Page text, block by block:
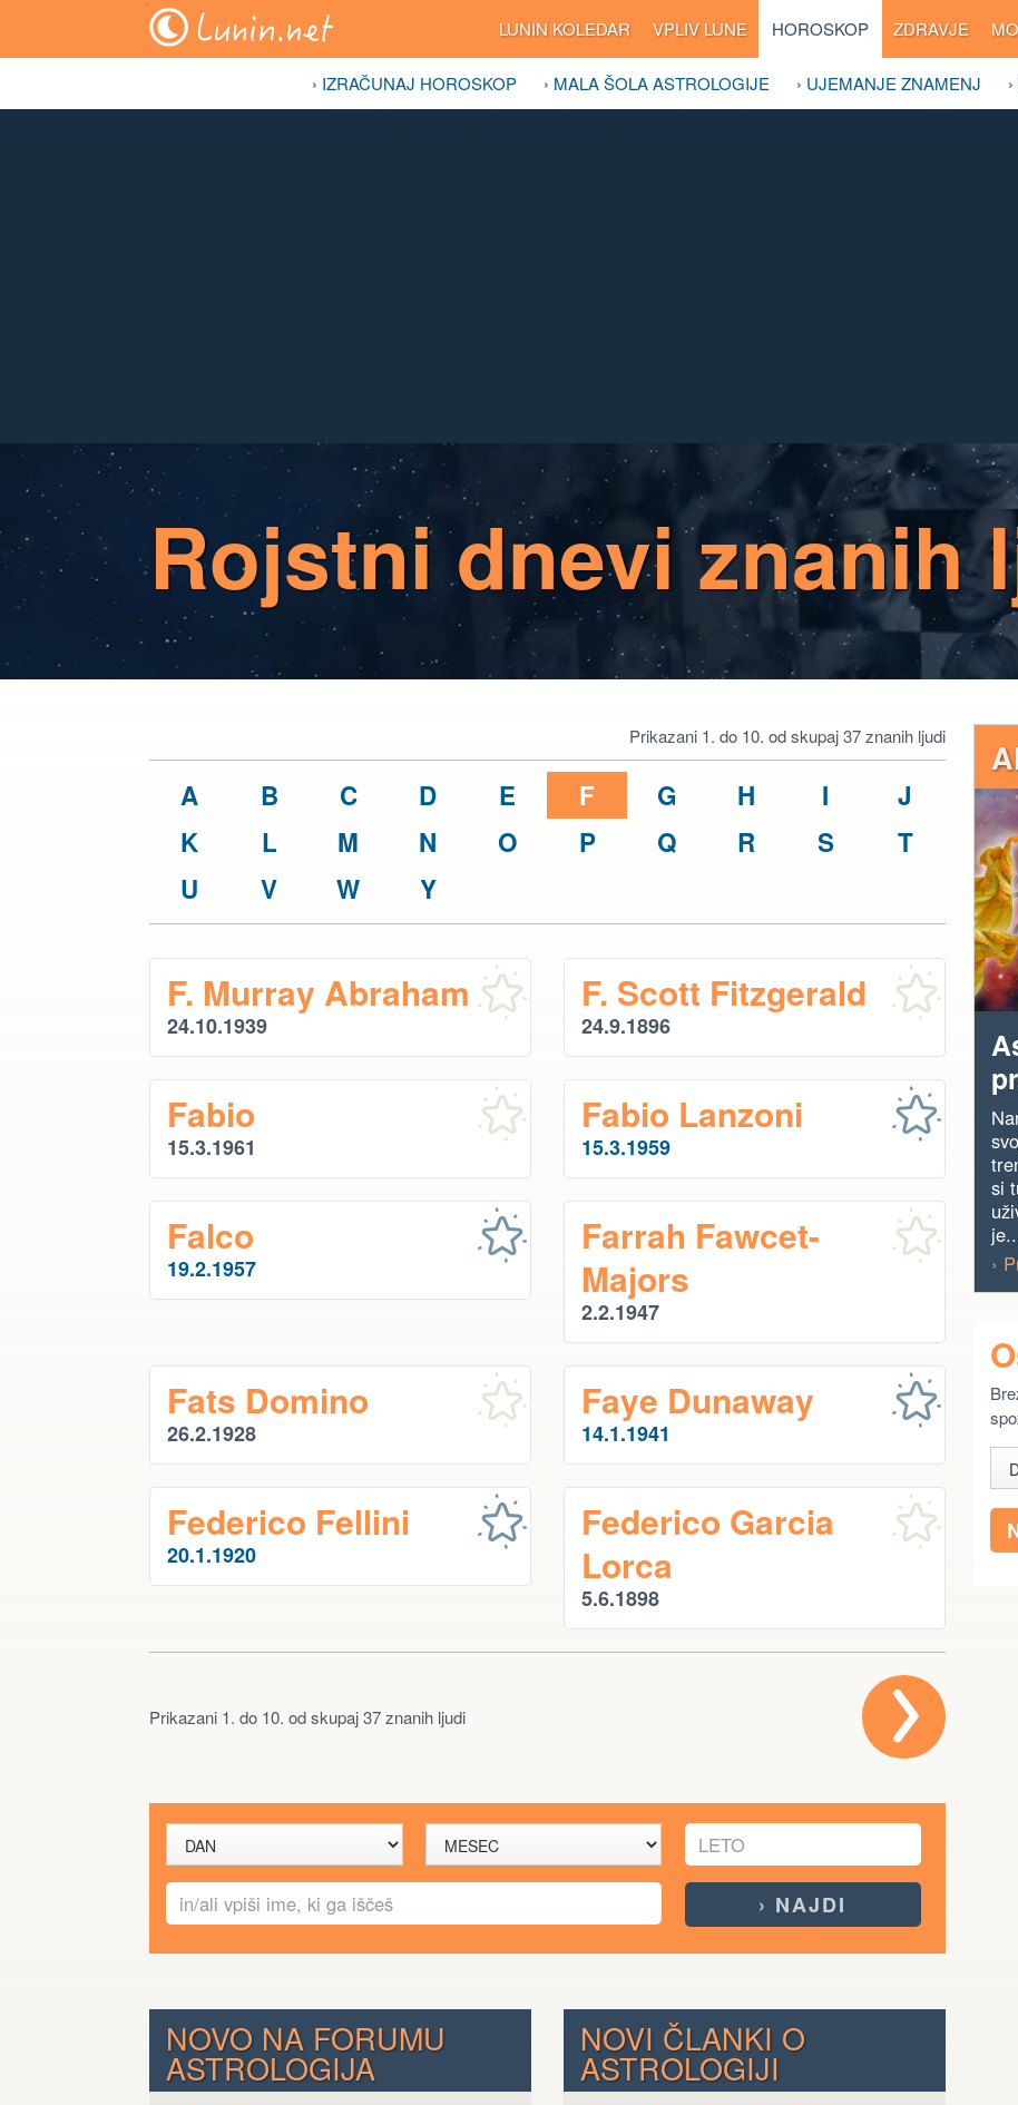
LUNIN KOLEDAR VPLIV LUNE HOROSKOP ZDRAVJE
› IZRAČUNAJ HOROSKOP › MALA ŠOLA ASTROLOGIJE › UJEMANJE ZNAMENJ
Rojstni dnevi znanih
Prikazani 1. do 10. od skupaj 37 znanih ljudi
A B C D E F G H I
J
K
L M N O P Q R S
T
U
V W Y
F. Murray Abraham
24.10.1939
F. Scott Fitzgerald
24.9.1896
Fabio
15.3.1961
Fabio Lanzoni
15.3.1959
Falco
19.2.1957
Farrah Fawcet-
Majors
2.2.1947
Fats Domino
26.2.1928
Faye Dunaway
14.1.1941
Federico Fellini
20.1.1920
Federico Garcia
Lorca
5.6.1898
Prikazani 1. do 10. od skupaj 37 znanih ljudi
NOVO NA FORUMU
ASTROLOGIJA
NOVI ČLANKI O
ASTROLOGIJI
si
›